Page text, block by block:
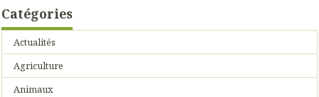
Catégories
Actualités
Agriculture
Animaux